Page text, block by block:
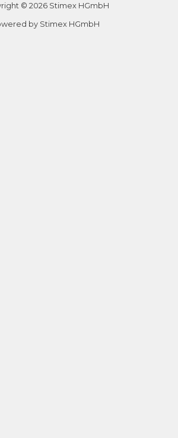
© 2026 Stimex HGmbH
by Stimex HGmbH